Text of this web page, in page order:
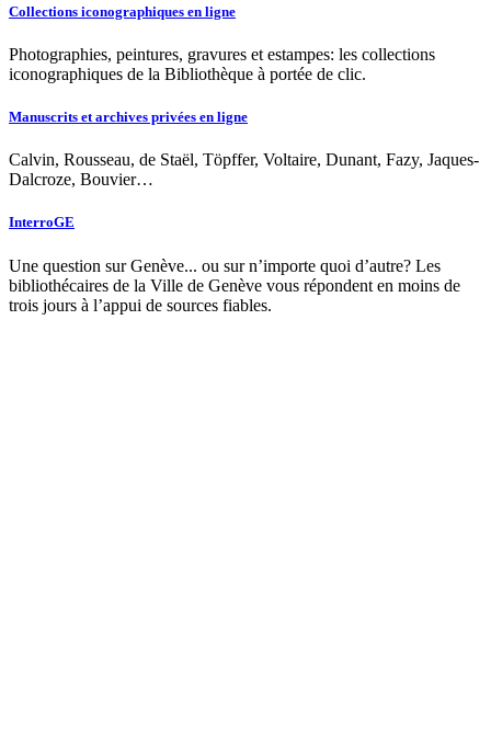
Collections iconographiques en ligne
Photographies, peintures, gravures et estampes: les collections
iconographiques de la Bibliothèque à portée de clic.
Manuscrits et archives privées en ligne
Calvin, Rousseau, de Staël, Töpffer, Voltaire, Dunant, Fazy, Jaques-
Dalcroze, Bouvier…
InterroGE
Une question sur Genève... ou sur n’importe quoi d’autre? Les
bibliothécaires de la Ville de Genève vous répondent en moins de
trois jours à l’appui de sources fiables.